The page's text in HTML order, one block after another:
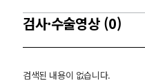
검사·수술영상 (0)
검색된 내용이 없습니다.